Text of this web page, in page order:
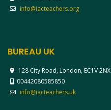
info@iacteachers.org
BUREAU UK
128 City Road, London, EC1V 2NX
00442080585850
info@iacteachers.uk